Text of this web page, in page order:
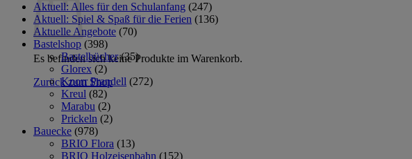
Es befinden sich keine Produkte im Warenkorb.
Zurück zum Shop
Aktuell: Alles für den Schulanfang (247)
Aktuell: Spiel & Spaß für die Ferien (136)
Aktuelle Angebote (70)
Bastelshop (398)
Bastelbücher (35)
Glorex (2)
Knorr Prandell (272)
Kreul (82)
Marabu (2)
Prickeln (2)
Bauecke (978)
BRIO Flora (13)
BRIO Holzeisenbahn (152)